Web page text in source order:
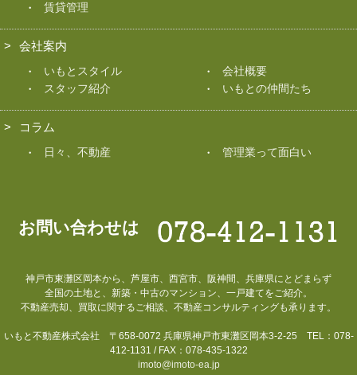
賃貸管理
会社案内
いもとスタイル
会社概要
スタッフ紹介
いもとの仲間たち
コラム
日々、不動産 管理業って面白い
お問い合わせは
神戸市東灘区岡本から、芦屋市、西宮市、阪神間、兵庫県にとどまらず
全国の土地と、新築・中古のマンション、一戸建てをご紹介。
不動産売却、買取に関するご相談、不動産コンサルティングも承ります。
いもと不動産株式会社 〒658-0072 兵庫県神戸市東灘区岡本3-2-25 TEL：078-
412-1131 / FAX：078-435-1322
imoto@imoto-ea.jp